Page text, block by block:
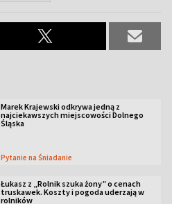
Marek Krajewski odkrywa jedną z
najciekawszych miejscowości Dolnego
Śląska
Pytanie na Śniadanie
Łukasz z „Rolnik szuka żony” o cenach
truskawek. Koszty i pogoda uderzają w
rolników